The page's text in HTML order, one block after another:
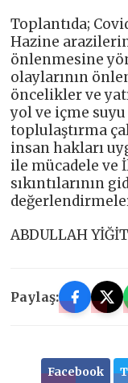
Toplantıda;
Hazine
önlenmesine
olaylarının
öncelikler ve
yol ve içme
toplulaştırma
insan hakları
ile mücadele
sıkıntılarının
ABDULLAH
Paylaş:
Facebook